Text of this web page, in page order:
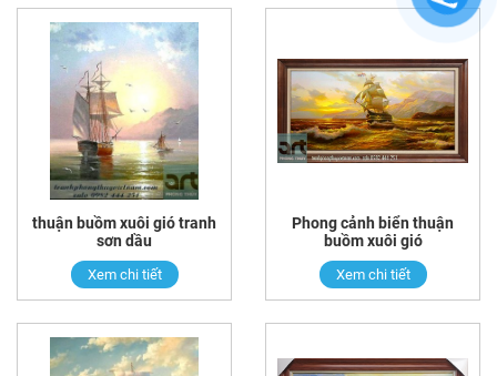
thuận buồm xuôi gió tranh
sơn dầu
Xem chi tiết
Phong cảnh biển thuận
buồm xuôi gió
Xem chi tiết